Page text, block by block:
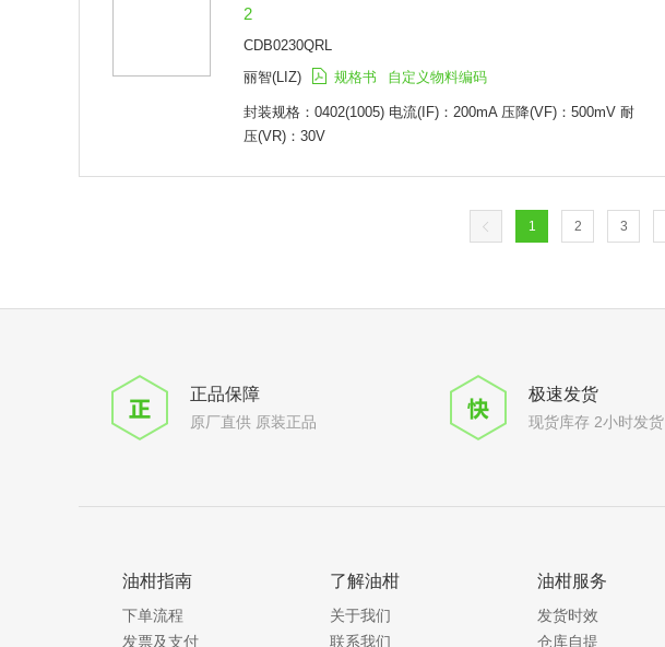
PowerDI-323
X1-DFN1006-2
X3-DFN0603-2
SMAHE
0402
2
CDB0230QRL
丽智(LIZ)
规格书 自定义物料编码
封装规格：0402(1005) 电流(IF)：200mA 压降(VF)：500mV 耐
压(VR)：30V
1 2 3
正品保障
原厂直供 原装正品
极速发货
现货库存 2小时发货
油柑指南
下单流程
发票及支付
了解油柑
关于我们
联系我们
油柑服务
发货时效
仓库自提